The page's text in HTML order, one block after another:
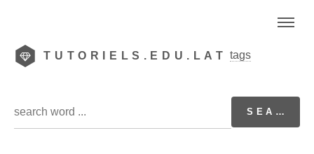
TUTORIELS.EDU.LAT tags